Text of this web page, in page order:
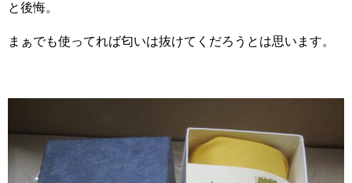
と後悔。
まぁでも使ってれば匂いは抜けてくだろうとは思います。